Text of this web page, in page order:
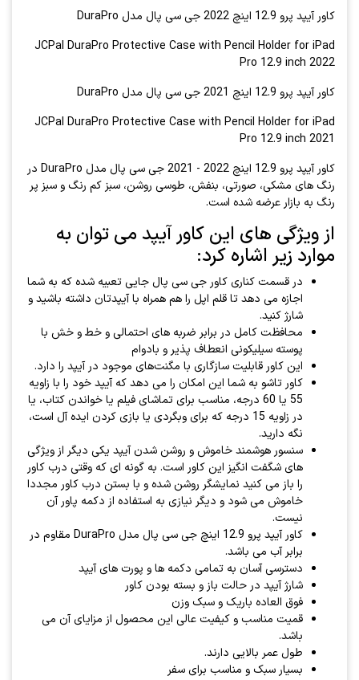
کاور آیپد پرو 12.9 اینچ 2022 جی سی پال مدل DuraPro
JCPal DuraPro Protective Case with Pencil Holder for iPad
Pro 12.9 inch 2022
کاور آیپد پرو 12.9 اینچ 2021 جی سی پال مدل DuraPro
JCPal DuraPro Protective Case with Pencil Holder for iPad
Pro 12.9 inch 2021
کاور آیپد پرو 12.9 اینچ 2022 - 2021 جی سی پال مدل DuraPro در
رنگ های مشکی، صورتی، بنفش، طوسی روشن، سبز کم رنگ و سبز پر
رنگ به بازار عرضه شده است.
از ویژگی های این کاور آیپد می توان به
موارد زیر اشاره کرد:
در قسمت کناری کاور جی سی پال جایی تعبیه شده که به شما
اجازه می دهد تا قلم اپل را هم همراه با آیپدتان داشته باشید و
شارژ کنید.
محافظت کامل در برابر ضربه های احتمالی و خط و خش با
پوسته سیلیکونی انعطاف پذیر و بادوام
این کاور قابلیت سازگاری با مگنت‌های موجود در آیپد را دارد.
کاور تاشو به شما این امکان را می دهد که آیپد خود را با زاویه
55 یا 60 درجه، مناسب برای تماشای فیلم یا خواندن کتاب، یا
در زاویه 15 درجه که برای وبگردی یا بازی کردن ایده آل است،
نگه دارید.
سنسور هوشمند خاموش و روشن شدن آیپد یکی دیگر از ویژگی
های شگفت انگیز این کاور است. به گونه ای که وقتی درب کاور
را باز می کنید نمایشگر روشن شده و با بستن درب کاور مجددا
خاموش می شود و دیگر نیازی به استفاده از دکمه پاور آن
نیست.
کاور آیپد پرو 12.9 اینچ جی سی پال مدل DuraPro مقاوم در
برابر آب می باشد.
دسترسی آسان به تمامی دکمه ها و پورت های آیپد
شارژ آیپد در حالت باز و بسته بودن کاور
فوق العاده باریک و سبک وزن
قمیت مناسب و کیفیت عالی این محصول از مزایای آن می
باشد.
طول عمر بالایی دارند.
بسیار سبک و مناسب برای سفر